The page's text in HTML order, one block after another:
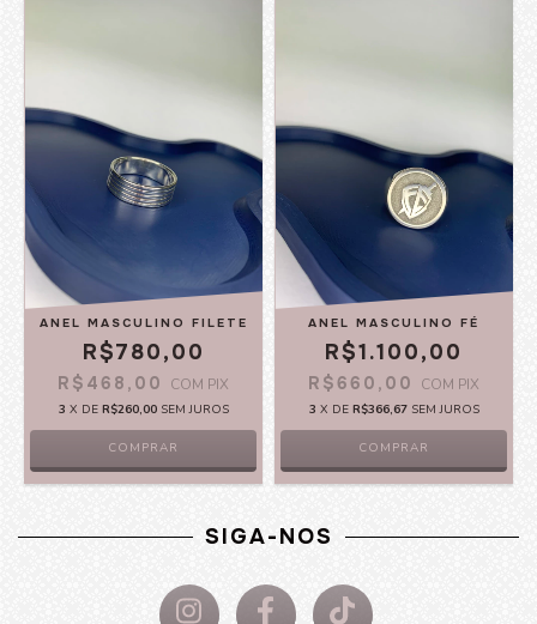
ANEL MASCULINO FILETE
R$780,00
R$468,00 COM PIX
3 X DE R$260,00 SEM JUROS
COMPRAR
ANEL MASCULINO FÉ
R$1.100,00
R$660,00 COM PIX
3 X DE R$366,67 SEM JUROS
COMPRAR
SIGA-NOS